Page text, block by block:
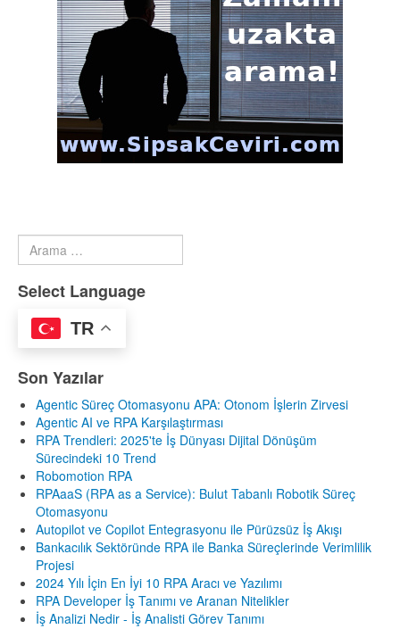
Arama
Select Language
TR
Son Yazılar
Agentic Süreç Otomasyonu APA: Otonom İşlerin Zirvesi
Agentic AI ve RPA Karşılaştırması
RPA Trendleri: 2025'te İş Dünyası Dijital Dönüşüm
Sürecindeki 10 Trend
Robomotion RPA
RPAaaS (RPA as a Service): Bulut Tabanlı Robotik Süreç
Otomasyonu
Autopilot ve Copilot Entegrasyonu ile Pürüzsüz İş Akışı
Bankacılık Sektöründe RPA ile Banka Süreçlerinde Verimlilik
Projesi
2024 Yılı İçin En İyi 10 RPA Aracı ve Yazılımı
RPA Developer İş Tanımı ve Aranan Nitelikler
İş Analizi Nedir - İş Analisti Görev Tanımı